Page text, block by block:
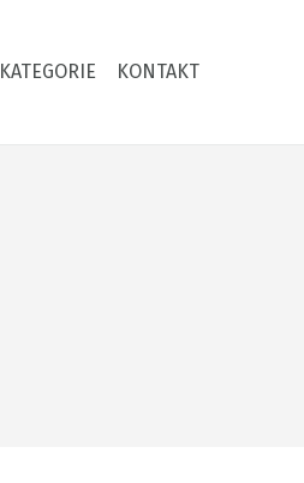
KATEGORIE KONTAKT